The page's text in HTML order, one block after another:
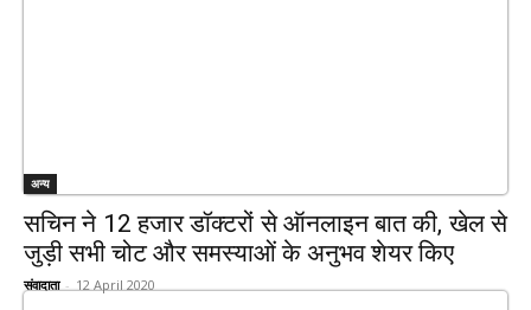
अन्य
सचिन ने 12 हजार डॉक्टरों से ऑनलाइन बात की, खेल से
जुड़ी सभी चोट और समस्याओं के अनुभव शेयर किए
संवादाता - 12 April 2020